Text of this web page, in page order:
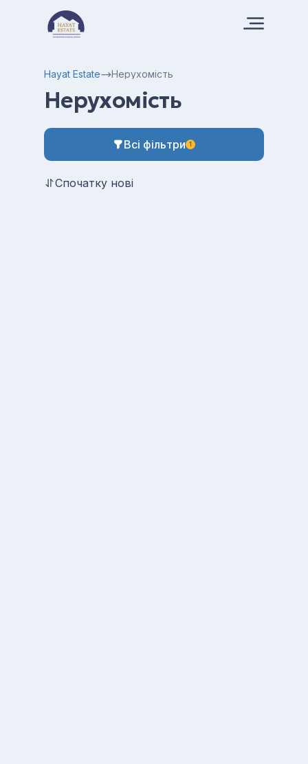
Hayat Estate Нерухомість
Нерухомість
Всі фільтри 1
Спочатку нові